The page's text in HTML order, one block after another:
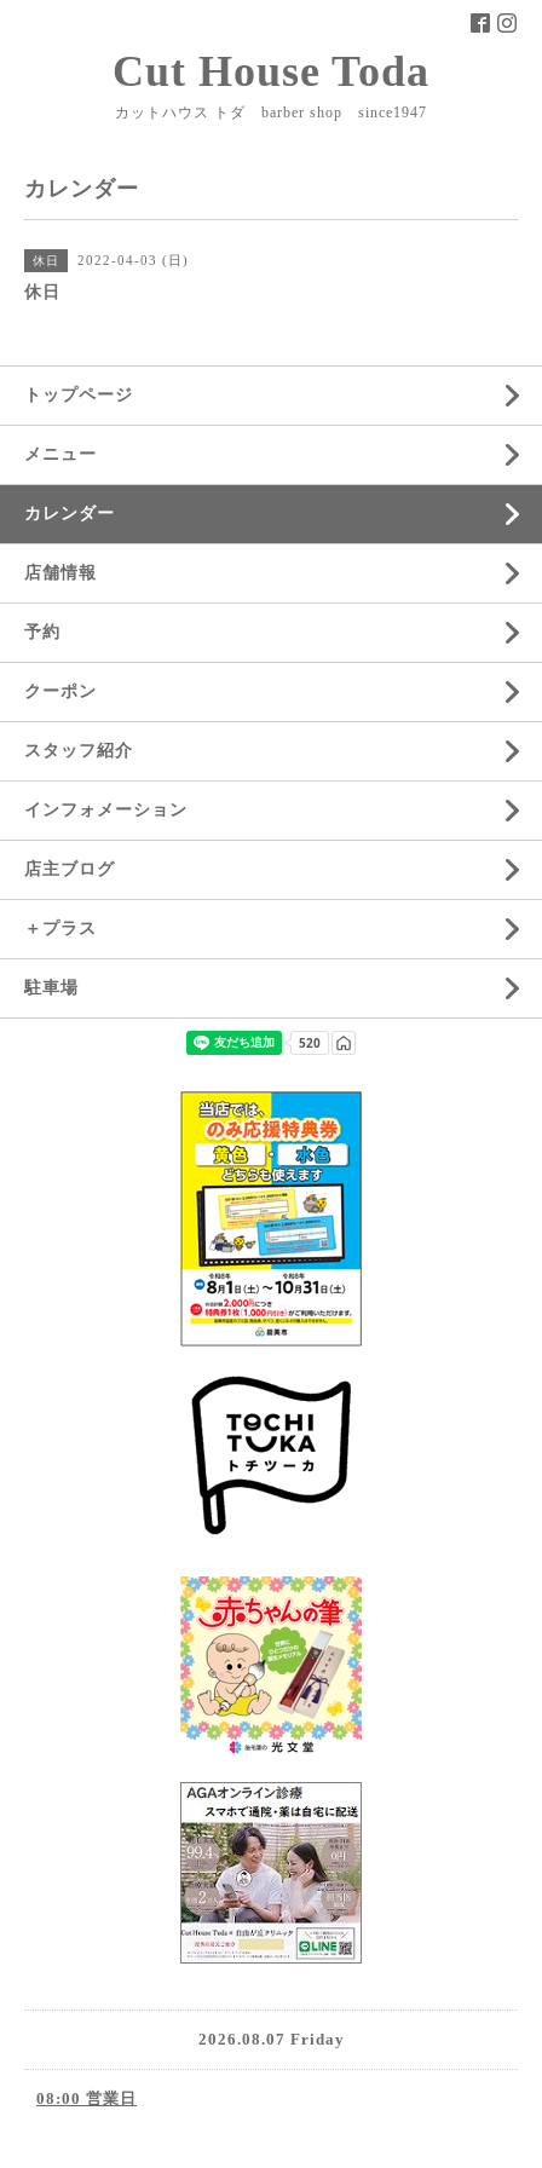
Cut House Toda
カットハウス トダ barber shop since1947
カレンダー
休日 2022-04-03 (日)
休日
トップページ
メニュー
カレンダー
店舗情報
予約
クーポン
スタッフ紹介
インフォメーション
店主ブログ
＋プラス
駐車場
2026.08.07 Friday
08:00 営業日